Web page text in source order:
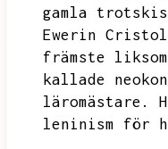
gamla
Ewerin Cristol
främste liksom
kallade
läromästare.
leninism för